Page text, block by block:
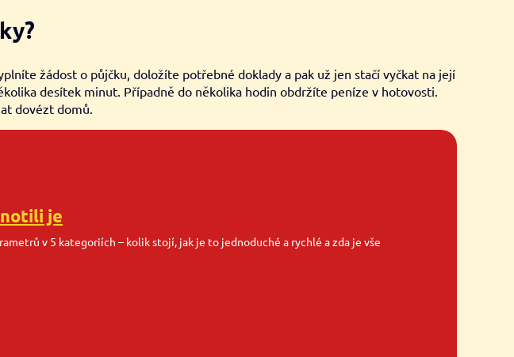
žádost o půjčku, doložíte potřebné doklady a pak už jen stačí vyčkat na její
desítek minut. Případně do několika hodin obdržíte peníze v hotovosti.
dovézt domů.
je
v 5 kategoriích – kolik stojí, jak je to jednoduché a rychlé a zda je vše